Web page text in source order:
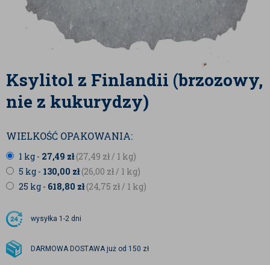
Ksylitol z Finlandii (brzozowy,
nie z kukurydzy)
WIELKOŚĆ OPAKOWANIA:
1 kg - 27,49 zł(27,49 zł / 1 kg)
5 kg - 130,00 zł(26,00 zł / 1 kg)
25 kg - 618,80 zł(24,75 zł / 1 kg)
wysyłka 1-2 dni
DARMOWA DOSTAWA już od 150 zł